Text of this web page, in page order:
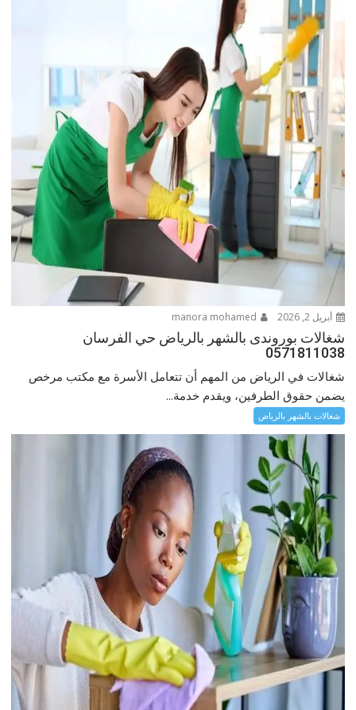
أبريل 2, 2026
شغالات بوروندى بالشهر بالرياض حي الفرسان
0571811038
شغالات في الرياض من المهم أن تتعامل الأسرة مع مكتب مرخص
يضمن حقوق الطرفين، ويقدم خدمة...
شغالات بالشهر بالرياض